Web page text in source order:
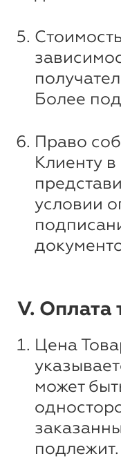
Более
Право
Клиенту
условии
V. Оплата
Цена
может
подлежит.